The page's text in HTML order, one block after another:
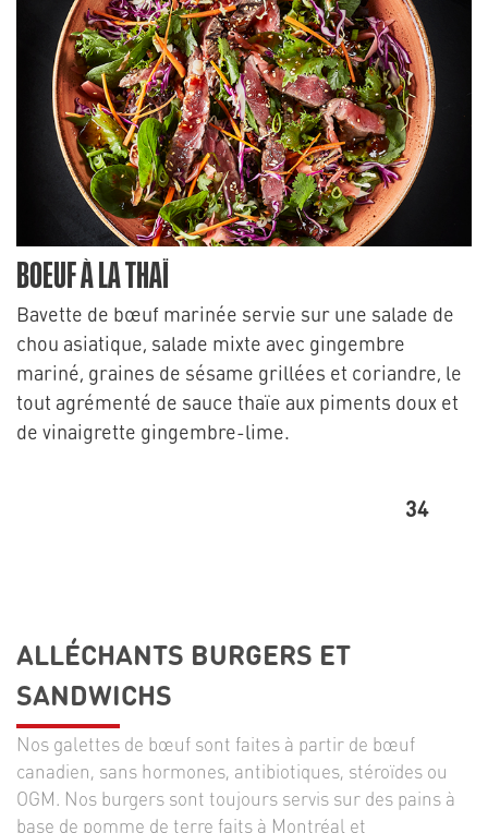
BOEUF À LA THAÏ
Bavette de bœuf marinée servie sur une salade de
chou asiatique, salade mixte avec gingembre
mariné, graines de sésame grillées et coriandre, le
tout agrémenté de sauce thaïe aux piments doux et
de vinaigrette gingembre-lime.
34
ALLÉCHANTS BURGERS ET
SANDWICHS
Nos galettes de bœuf sont faites à partir de bœuf
canadien, sans hormones, antibiotiques, stéroïdes ou
OGM. Nos burgers sont toujours servis sur des pains à
base de pomme de terre faits à Montréal et